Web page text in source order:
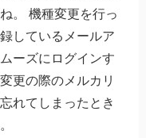
。 機種変更を行っ
しているメールア
ーズにログインす
更の際のメルカリ
れてしまったとき